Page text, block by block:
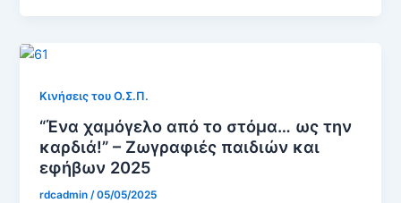
Κινήσεις του Ο.Σ.Π.
“Ένα χαμόγελο από το στόμα… ως την
καρδιά!” – Ζωγραφιές παιδιών και
εφήβων 2025
rdcadmin/05/05/2025